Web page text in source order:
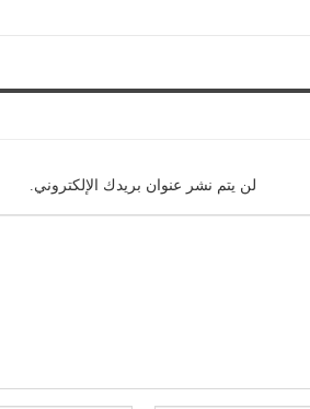
لن يتم نشر عنوان بريدك الإلكتروني.